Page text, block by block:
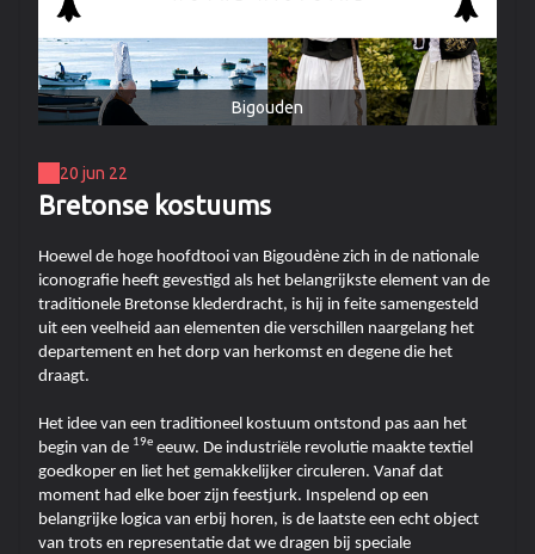
Bigouden
20 jun 22
Bretonse kostuums
Hoewel de hoge hoofdtooi van Bigoudène zich in de nationale
iconografie heeft gevestigd als het belangrijkste element van de
traditionele Bretonse klederdracht, is hij in feite samengesteld
uit een veelheid aan elementen die verschillen naargelang het
departement en het dorp van herkomst en degene die het
draagt.
Het idee van een traditioneel kostuum ontstond pas aan het
begin van de 19e eeuw. De industriële revolutie maakte textiel
goedkoper en liet het gemakkelijker circuleren. Vanaf dat
moment had elke boer zijn feestjurk. Inspelend op een
belangrijke logica van erbij horen, is de laatste een echt object
van trots en representatie dat we dragen bij speciale